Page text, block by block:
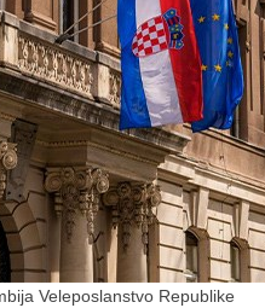
Veleposlanstvo Republike